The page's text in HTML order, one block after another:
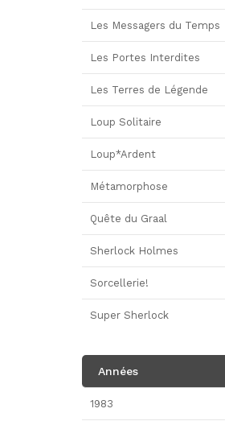
Les Messagers du Temps
Les Portes Interdites
Les Terres de Légende
Loup Solitaire
Loup*Ardent
Métamorphose
Quête du Graal
Sherlock Holmes
Sorcellerie!
Super Sherlock
Années
1983